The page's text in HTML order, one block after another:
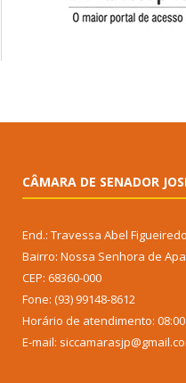
CÂMARA DE SENADOR
End.: Travessa Abel
Bairro: Nossa Senhora de
CEP: 68360-000
Fone: (93) 99148-8612
Horário de atendimento:
E-mail: